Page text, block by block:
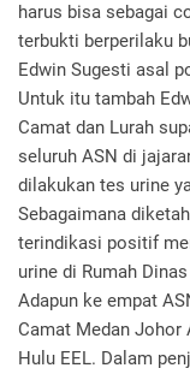
harus bisa sebagai
terbukti berperilaku
Edwin Sugesti asal
Untuk itu tambah
Camat dan Lurah
seluruh ASN di
dilakukan tes urine
Sebagaimana
terindikasi positif
urine di Rumah
Adapun ke empat
Camat Medan Johor
Hulu EEL. Dalam